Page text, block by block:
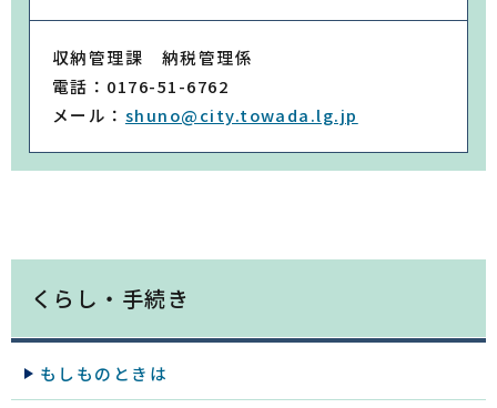
収納管理課 納税管理係
電話：0176-51-6762
メール： shuno@city.towada.lg.jp
くらし・手続き
もしものときは